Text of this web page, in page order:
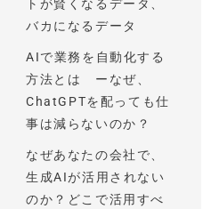
トが賢くなるデータ、
バカになるデータ
AIで業務を自動化する
方法とは ーなぜ、
ChatGPTを配っても仕
事は減らないのか？
なぜあなたの会社で、
生成AIが活用されない
のか？どこで活用すべ